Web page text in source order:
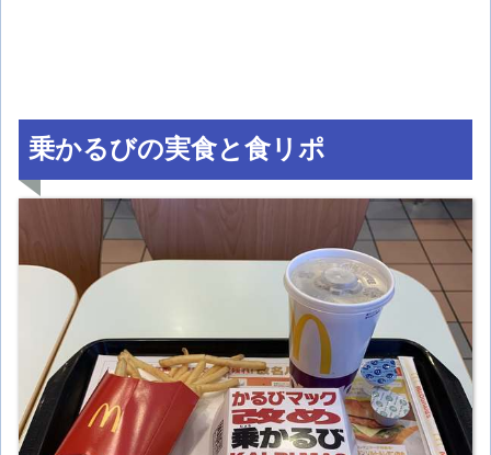
乗かるびの実食と食リポ